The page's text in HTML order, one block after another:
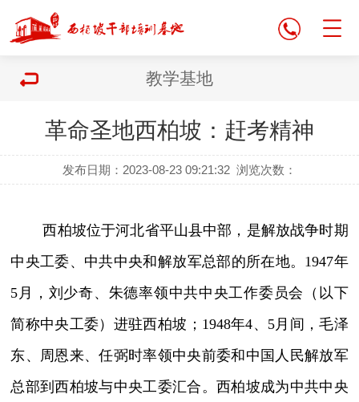
教学基地
革命圣地西柏坡：赶考精神
发布日期：2023-08-23 09:21:32 浏览次数：
西柏坡位于河北省平山县中部，是解放战争时期
中央工委、中共中央和解放军总部的所在地。1947年
5月，刘少奇、朱德率领中共中央工作委员会（以下
简称中央工委）进驻西柏坡；1948年4、5月间，毛泽
东、周恩来、任弼时率领中央前委和中国人民解放军
总部到西柏坡与中央工委汇合。西柏坡成为中共中央